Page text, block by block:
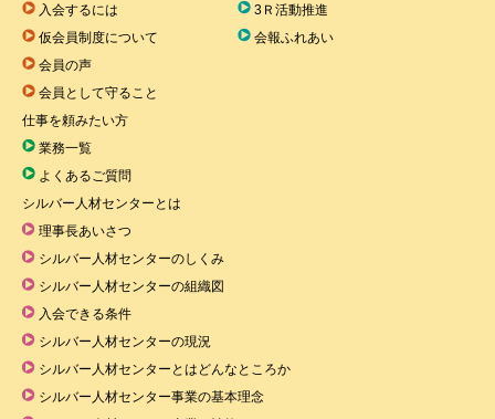
入会するには
仮会員制度について
会員の声
会員として守ること
仕事を頼みたい方
業務一覧
よくあるご質問
3Ｒ活動推進
会報ふれあい
シルバー人材センターとは
理事長あいさつ
シルバー人材センターのしくみ
シルバー人材センターの組織図
入会できる条件
シルバー人材センターの現況
シルバー人材センターとはどんなところか
シルバー人材センター事業の基本理念